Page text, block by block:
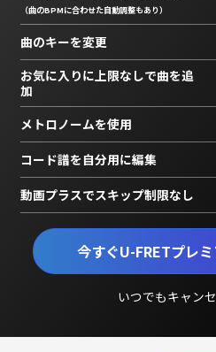
今すぐU-FRETプレ
いつでもキャン
（曲のBPMに合わせた自動調整もあり）
曲のキーを変更
お気に入りに上限なしで曲を追
加
メトロノームを使用
コード譜を自分用に編集
動画プラスでスキップ制限なし